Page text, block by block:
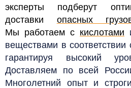
эксперты подберут
доставки опасных
Мы работаем с кислотами
веществами в соответствии
гарантируя высокий
Доставляем по всей
Многолетний опыт и